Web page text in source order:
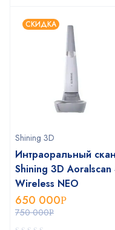
СКИДКА
Shining 3D
Интраоральный
Shining 3D Aoralscan
Wireless NEO
750 000Р
650 000Р